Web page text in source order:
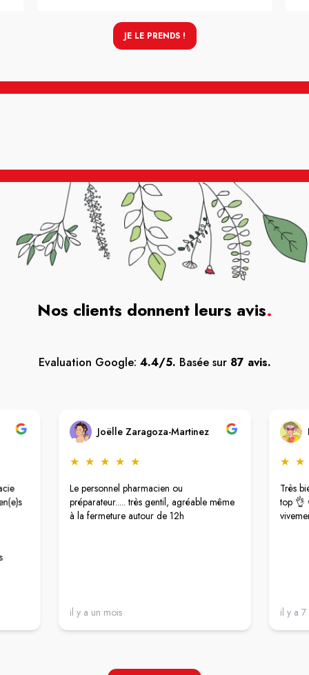
JE LE PRENDS !
Nos clients donnent leurs avis.
Evaluation Google: 4.4/5. Basée sur 87 avis.
Joëlle Zaragoza-Martinez
★ ★ ★ ★ ★
Le personnel pharmacien ou
préparateur..... très gentil, agréable même
à la fermeture autour de 12h
il y a un mois
★ ★
Très
top 👌
il y a 7